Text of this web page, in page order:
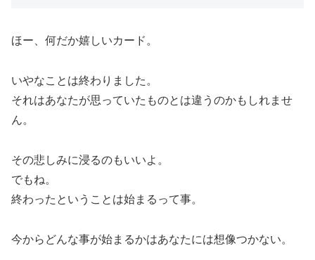
ほー、何だか嬉しいカード。
いやなことは終わりました。
それはあなたが思っていたものとは違うのかもしれませ
ん。
その悲しみに浸るのもいいよ。
でもね。
終わったということは始まるって事。
今からどんな事が始まるかはあなたには想像つかない。